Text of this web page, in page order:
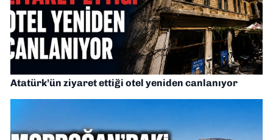
Atatürk’ün ziyaret ettiği otel yeniden canlanıyor